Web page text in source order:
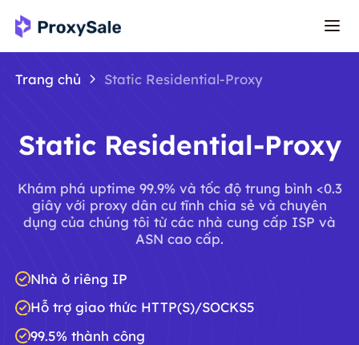
Trang chủ Static Residential-Proxy
Static Residential-Proxy
Khám phá uptime 99.9% và tốc độ trung bình <0.3
giây với proxy dân cư tĩnh chia sẻ và chuyên
dụng của chúng tôi từ các nhà cung cấp ISP và
ASN cao cấp.
Nhà ở riêng IP
Hỗ trợ giao thức HTTP(S)/SOCKS5
99.5% thành công